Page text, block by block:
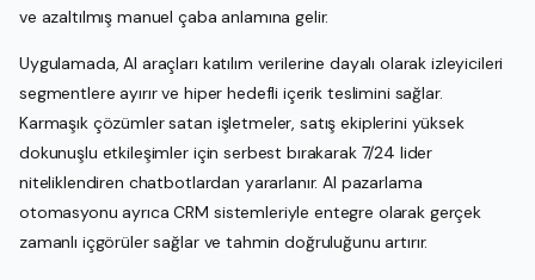
ve azaltılmış manuel çaba anlamına gelir.
Uygulamada, AI araçları katılım verilerine dayalı olarak izleyicileri
segmentlere ayırır ve hiper hedefli içerik teslimini sağlar.
Karmaşık çözümler satan işletmeler, satış ekiplerini yüksek
dokunuşlu etkileşimler için serbest bırakarak 7/24 lider
niteliklendiren chatbotlardan yararlanır. AI pazarlama
otomasyonu ayrıca CRM sistemleriyle entegre olarak gerçek
zamanlı içgörüler sağlar ve tahmin doğruluğunu artırır.